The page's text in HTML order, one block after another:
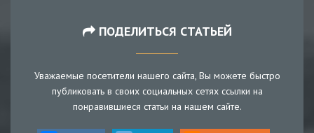
ПОДЕЛИТЬСЯ СТАТЬЕЙ
Уважаемые посетители нашего сайта, Вы можете быстро
публиковать в своих социальных сетях ссылки на
понравившиеся статьи на нашем сайте.